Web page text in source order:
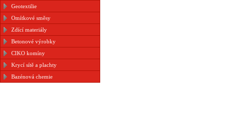
Geotextilie
Omítkové směsy
Zdící materiály
Betonové výrobky
CIKO komíny
Krycí sítě a plachty
Bazénová chemie